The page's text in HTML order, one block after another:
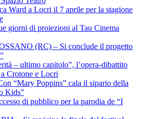
Ward a Locri il 7 aprile per la stagione
giorni di proiezioni al Tau Cinema
(RC) – Si conclude il progetto
– ultimo capitolo”, l’opera-dibattito
Crotone e Locri
“Mary Poppins” cala il sipario della
Kids”
di pubblico per la parodia de “I